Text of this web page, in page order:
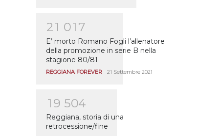
21 01 7
E’ morto Romano Fogli l’allenatore
della promozione in serie B nella
stagione 80/81
REGGIANA FOREVER 21 Settembre 2021
1 9 504
Reggiana, storia di una
retrocessione/fine